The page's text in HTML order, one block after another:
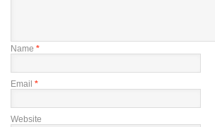
Name *
Email *
Website